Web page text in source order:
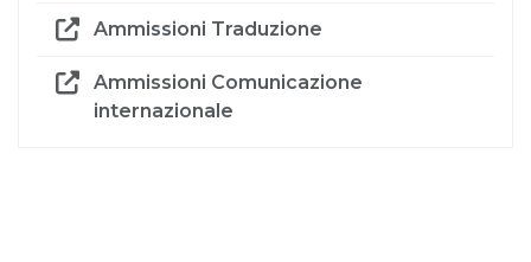
Ammissioni Traduzione
Ammissioni Comunicazione
internazionale